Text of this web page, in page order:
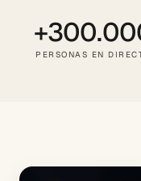
PERSONAS EN